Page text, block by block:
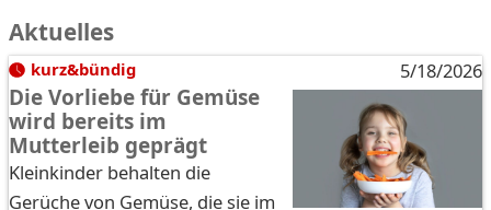
Aktuelles
kurz&bündig 5/18/2026
Die Vorliebe für Gemüse
wird bereits im
Mutterleib geprägt
Kleinkinder behalten die
Gerüche von Gemüse, die sie im